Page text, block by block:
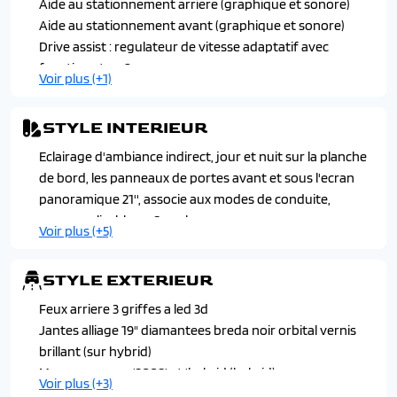
Pare-brise teinte feuillete acoustique
Peugeot i-toggles virtuels avec 10 raccourcis
personnalisables
Plancher de coffre modulable 2 positions
Retroviseurs exterieurs degivrants a reglage et
Siege conducteur a reglage lombaire manuel
Siege conducteur et passager chauffant avec reglage en
hauteur manuel
Volant chauffant
Aide au stationnement arriere (graphique et sonore)
Aide au stationnement avant (graphique et sonore)
Drive assist : regulateur de vitesse adaptatif avec
fonction stop & go
Visiopark 1 : camera de recul hd 180°
Voir plus (+1)
STYLE INTERIEUR
Eclairage d'ambiance indirect, jour et nuit sur la planche
de bord, les panneaux de portes avant et sous l'ecran
panoramique 21'', associe aux modes de conduite,
personnalisable en 8 couleurs
Habitacle et ciel de pavillon noir
Peugeot i-cockpit panoramique avec ecran incurve et
flottant 21'' hd
Sellerie tissus uziris embosse et irize embosse,
accompagnement tep isabella, echarpe tissu rimini,
surpiqures quartz
Seuil de portes avant inox avec lettrage 'peugeot'
Voir plus (+5)
STYLE EXTERIEUR
Feux arriere 3 griffes a led 3d
Jantes alliage 19" diamantees breda noir orbital vernis
brillant (sur hybrid)
Monogrammes '3008' et 'hybrid (hybrid)
Voir plus (+3)